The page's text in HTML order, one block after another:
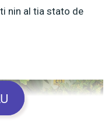
nin al tia stato de